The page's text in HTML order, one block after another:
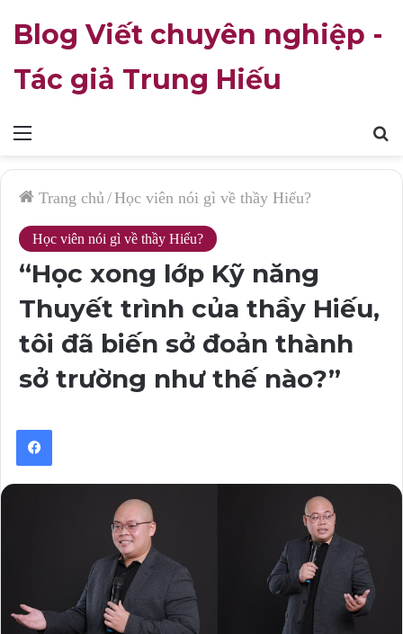
Mục
Blog Viết chuyên nghiệp -
Tác giả Trung Hiếu
Trang chủ/Học viên nói gì về thầy Hiếu?
Học viên nói gì về thầy Hiếu?
“Học xong lớp Kỹ năng
Thuyết trình của thầy Hiếu,
tôi đã biến sở đoản thành
sở trường như thế nào?”